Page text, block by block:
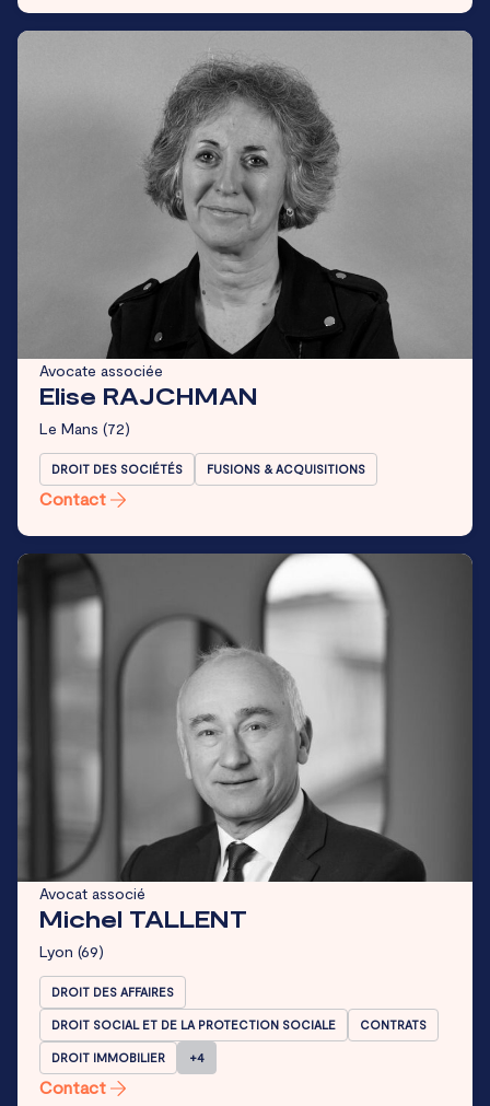
Avocate associée
Elise RAJCHMAN
Le Mans (72)
DROIT DES SOCIÉTÉS FUSIONS & ACQUISITIONS
Contact
Avocat associé
Michel TALLENT
Lyon (69)
DROIT DES AFFAIRES
DROIT SOCIAL ET DE LA PROTECTION SOCIALE CONTRATS
DROIT IMMOBILIER +4
Contact